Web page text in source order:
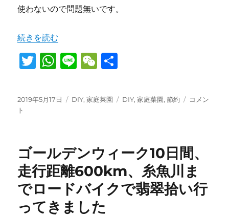
使わないので問題無いです。
“耕運機 Robin PRO 310 管理機のVベルトが切れたので
続きを読む
T
it
te
W
at
s
p
p
Li
e
W
C
h
投
稿
2019年5月17日
カ
DIY,家庭菜園
タ
DIY,家庭菜園,節約
耕
310
管
理
機
コメン
ト
ゴールデンウィーク10日間、
走行距離600km、糸魚川ま
でロードバイクで翡翠拾い行
ってきました